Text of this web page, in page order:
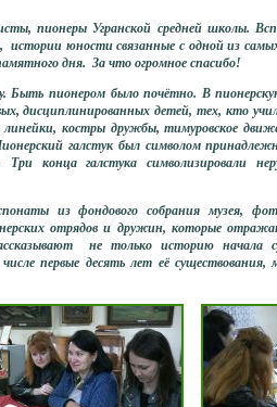
пионеры Угранской средней школы.
истории юности связанные с одной из
дня. За что огромное спасибо!
пионером было почётно. В
дисциплинированных детей, тех, кто
костры дружбы, тимуровское
галстук был символом
конца галстука символизировали
из фондового собрания музея,
отрядов и дружин, которые
не только историю начала
первые десять лет её